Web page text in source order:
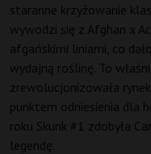
staranne krzyżowanie
wywodzi się z Afghan x
afgańskimi liniami, co
wydajną roślinę. To
zrewolucjonizowała
punktem odniesienia dla
roku Skunk #1 zdobyła
legendę.